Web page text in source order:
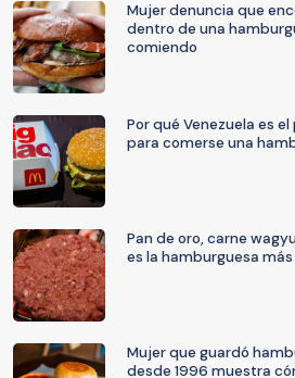
Mujer denuncia que
dentro de una
comiendo
Por qué Venezuela es
para comerse una
Pan de oro, carne
es la hamburguesa
Mujer que guardó
desde 1996 muestra